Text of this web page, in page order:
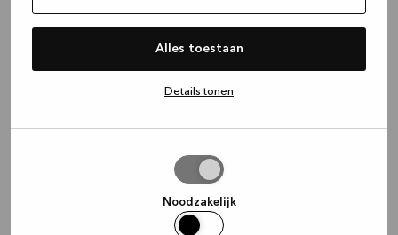
Alles toestaan
Details tonen
Noodzakelijk